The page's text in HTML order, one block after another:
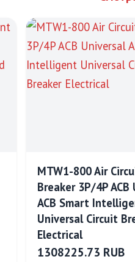
MTW1-800 Air
Breaker 3P/4P ACB
ACB Smart
Universal Circuit
Electrical
1308225.73 RUB